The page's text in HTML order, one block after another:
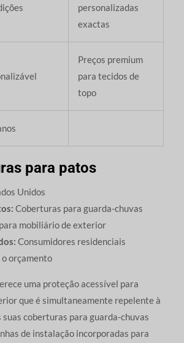
personalizadas
exactas
Preços premium
para tecidos de
topo
para patos
Unidos
Coberturas para guarda-chuvas
mobiliário de exterior
Consumidores residenciais
o orçamento
uma proteção acessível para
que é simultaneamente repelente à
suas coberturas para guarda-chuvas
de instalação incorporadas para